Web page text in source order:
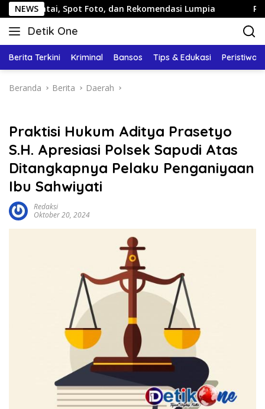
Langsung
ke
konten
NEWS
Spot Foto, dan Rekomendasi Lumpia Panduan
Detik One
Tajam
Fakta
Berita Terkini Kriminal Bansos Tips & Edukasi Peristiwa
Beranda Berita Daerah
Praktisi Hukum Aditya Prasetyo
S.H. Apresiasi Polsek Sapudi Atas
Ditangkapnya Pelaku Penganiyaan
Ibu Sahwiyati
Redaksi
Oktober 20, 2024